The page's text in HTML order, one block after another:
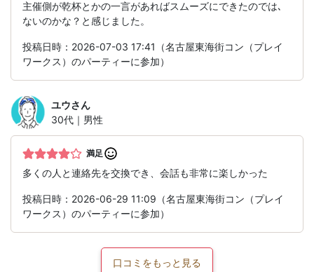
主催側が乾杯とかの一言があればスムーズにできたのでは､
ないのかな？と感じました。
投稿日時：2026-07-03 17:41（名古屋東海街コン（プレイ
ワークス）のパーティーに参加）
ユウさん
30代｜男性
満足
多くの人と連絡先を交換でき、会話も非常に楽しかった
投稿日時：2026-06-29 11:09（名古屋東海街コン（プレイ
ワークス）のパーティーに参加）
口コミをもっと見る